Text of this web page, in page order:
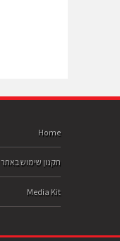
Home
תקנון שימוש באתר
Media Kit